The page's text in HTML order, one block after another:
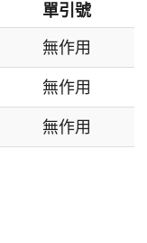
單引號
無作用
無作用
無作用